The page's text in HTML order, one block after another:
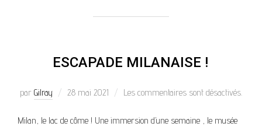
ESCAPADE MILANAISE !
par Gilray 28 mai 2021 Les commentaires sont désactivés.
Milan, le lac de côme ! Une immersion d’une semaine , le musée